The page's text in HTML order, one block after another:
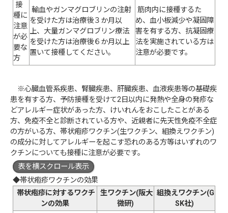
接
種に
注意
が必
要な
方
輸血やガンマグロブリンの注射
を受けた方は治療後３か月以
上、大量ガンマグロブリン療法
を受けた方は治療後６か月以上
置いて接種してください。
筋肉内に接種するた
め、血小板減少や凝固障
害を有する方、抗凝固療
法を実施されている方は
注意が必要です。
※心臓血管系疾患、腎臓疾患、肝臓疾患、血液疾患等の基礎疾
患を有する方、予防接種を受けて2日以内に発熱や全身の発疹な
どアレルギー症状があった方、けいれんをおこしたことがある
方、免疫不全と診断されている方や、近親者に先天性免疫不全症
の方がいる方、帯状疱疹ワクチン(生ワクチン、組換えワクチン)
の成分に対してアレルギーを起こす恐れのある方等はいずれのワ
クチンについても接種に注意が必要です。
表を横スクロール表示
◆帯状疱疹ワクチンの効果
帯状疱疹に対するワクチ
ンの効果
生ワクチン(阪大
微研)
組換えワクチン(G
SK社)